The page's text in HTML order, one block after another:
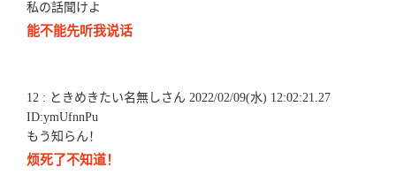
私の話聞けよ
能不能先听我说话
12 : ときめきたい名無しさん 2022/02/09(水) 12:02:21.27
ID:ymUfnnPu
もう知らん！
烦死了不知道！